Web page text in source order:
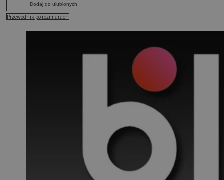
Dodaj do ulubionych
Przewodnik po rozmiarach